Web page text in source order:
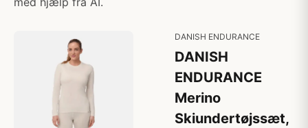
DANISH ENDURANCE
DANISH
ENDURANCE
Merino
Skiundertøjssæt,